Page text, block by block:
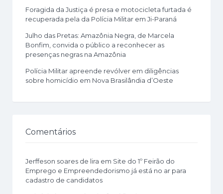
Foragida da Justiça é presa e motocicleta furtada é
recuperada pela da Polícia Militar em Ji-Paraná
Julho das Pretas: Amazônia Negra, de Marcela
Bonfim, convida o público a reconhecer as
presenças negras na Amazônia
Polícia Militar apreende revólver em diligências
sobre homicídio em Nova Brasilândia d’Oeste
Comentários
Jerffeson soares de lira em Site do 1º Feirão do
Emprego e Empreendedorismo já está no ar para
cadastro de candidatos